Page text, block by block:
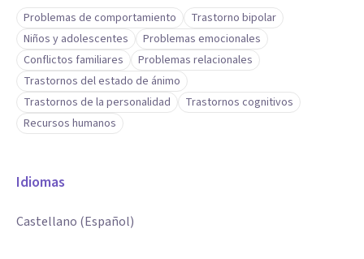
Además ofrezco atención psicológica online/virtual para
quienes prefieran dicha modalidad o tengan dificultades de
movilidad
Problemas de comportamiento
Trastorno bipolar
Niños y adolescentes
Problemas emocionales
Conflictos familiares
Problemas relacionales
Trastornos del estado de ánimo
Trastornos de la personalidad
Trastornos cognitivos
Recursos humanos
Idiomas
Castellano (Español)